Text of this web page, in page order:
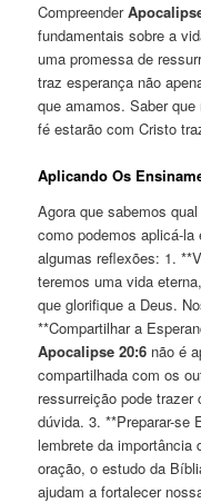
Compreender
fundamentais sobre a
uma promessa de
traz esperança não
que amamos. Saber
fé estarão com Cristo
Aplicando Os
Agora que sabemos
como podemos aplicá-
algumas reflexões: 1.
teremos uma vida
que glorifique a Deus.
**Compartilhar a
Apocalipse 20:6 não é
compartilhada com os
ressurreição pode
dúvida. 3. **Preparar-se
lembrete da importância
oração, o estudo da
ajudam a fortalecer